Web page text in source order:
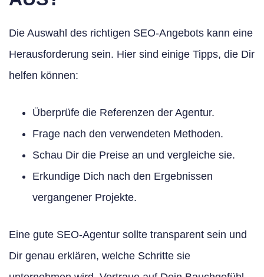
Die Auswahl des richtigen SEO-Angebots kann eine
Herausforderung sein. Hier sind einige Tipps, die Dir
helfen können:
Überprüfe die Referenzen der Agentur.
Frage nach den verwendeten Methoden.
Schau Dir die Preise an und vergleiche sie.
Erkundige Dich nach den Ergebnissen
vergangener Projekte.
Eine gute SEO-Agentur sollte transparent sein und
Dir genau erklären, welche Schritte sie